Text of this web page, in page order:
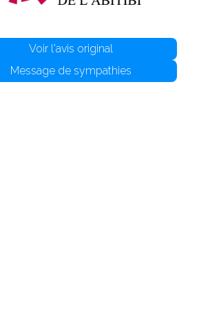
Voir l'avis original
Message de sympathies